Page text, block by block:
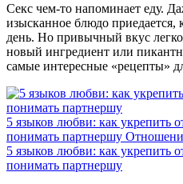
Секс чем-то напоминает еду.
изысканное блюдо приедается,
день. Но привычный вкус легко
новый ингредиент или
самые интересные «рецепты»
5 языков любви: как укрепить
понимать партнершу
5 языков любви: как укрепить
понимать партнершу